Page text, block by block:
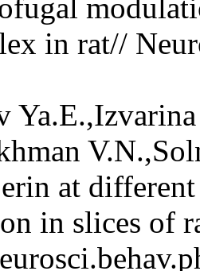
in rat//
at
in slices of